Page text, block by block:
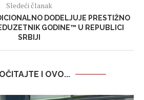
Sledeći članak
DODELJUJE PRESTIŽNO
GODINE™ U REPUBLICI
SRBIJI
I OVO...